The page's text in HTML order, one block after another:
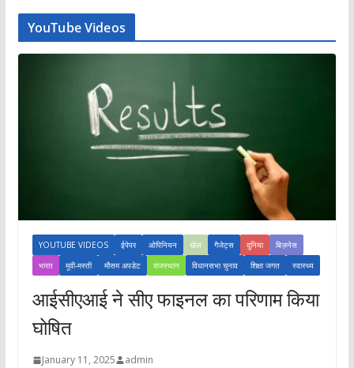
YouTube Videos
YOUTUBE VIDEOS ईपेपर ओपिनियन खेल गैजेट्स दुनिया
बिज़नेस
भारत
मूवी-मस्ती मौसम अपडेट राजस्थान विधानसभा चुनाव शिक्षा जगत स्वास्थ्य
आईसीएआई ने सीए फाइनल का परिणाम किया
घोषित
January 11, 2025 admin